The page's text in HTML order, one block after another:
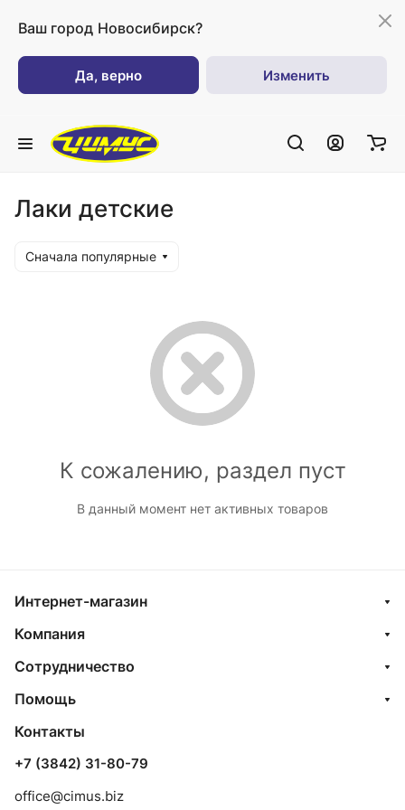
Ваш город Новосибирск?
Да, верно Изменить
Лаки детские
Сначала популярные
К сожалению, раздел пуст
В данный момент нет активных товаров
Интернет-магазин
Компания
Сотрудничество
Помощь
Контакты
+7 (3842) 31-80-79
office@cimus.biz